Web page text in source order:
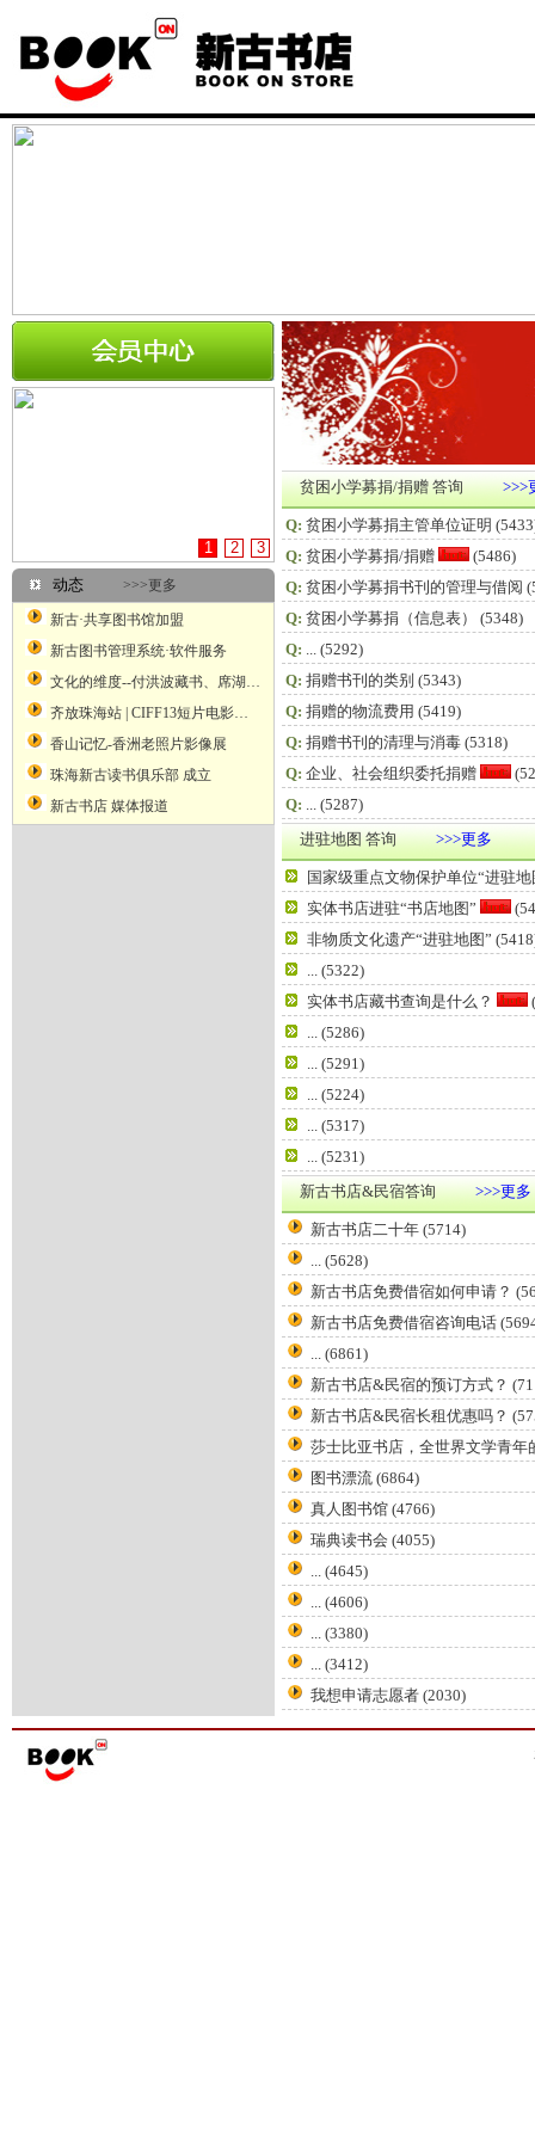
1 2 3
动态 >>>更多
新古·共享图书馆加盟
新古图书管理系统·软件服务
文化的维度--付洪波藏书、席湖藏书票艺术二人展
齐放珠海站 | CIFF13短片电影展映
香山记忆-香洲老照片影像展
珠海新古读书俱乐部 成立
新古书店 媒体报道
贫困小学募捐/捐赠 答询 >>>
Q: 贫困小学募捐主管单位证明
Q: 贫困小学募捐/捐赠
(5486)
Q: 贫困小学募捐书刊的管理与借阅
Q: 贫困小学募捐（信息表）
(5348)
Q: ... (5292)
Q: 捐赠书刊的类别 (5343)
Q: 捐赠的物流费用 (5419)
Q: 捐赠书刊的清理与消毒 (5318)
Q: 企业、社会组织委托捐赠
Q: ... (5287)
进驻地图 答询
>>>更多
国家级重点文物保护单位“进驻地
实体书店进驻“书店地图”
非物质文化遗产“进驻地图”
... (5322)
实体书店藏书查询是什么？
... (5286)
... (5291)
... (5224)
... (5317)
... (5231)
新古书店&民宿答询
>>>更多
新古书店二十年 (5714)
... (5628)
新古书店免费借宿如何申请？
新古书店免费借宿咨询电话
... (6861)
新古书店&民宿的预订方式？
新古书店&民宿长租优惠吗？
莎士比亚书店，全世界文学青年
图书漂流 (6864)
真人图书馆 (4766)
瑞典读书会 (4055)
... (4645)
... (4606)
... (3380)
... (3412)
我想申请志愿者 (2030)